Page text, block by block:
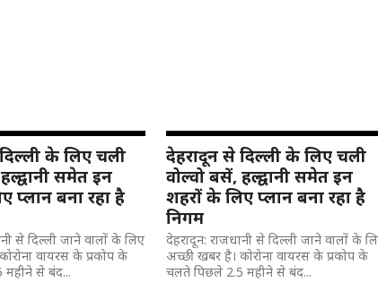
के लिए चली
समेत इन
प्लान बना रहा है
से दिल्ली जाने वालों के लिए
वायरस के प्रकोप के
से बंद...
देहरादून से दिल्ली के लिए चली
वोल्वो बसें, हल्द्वानी समेत इन
शहरों के लिए प्लान बना रहा है
निगम
देहरादून: राजधानी से दिल्ली जाने वालों के
अच्छी खबर है। कोरोना वायरस के प्रकोप के
चलते पिछले 2.5 महीने से बंद...